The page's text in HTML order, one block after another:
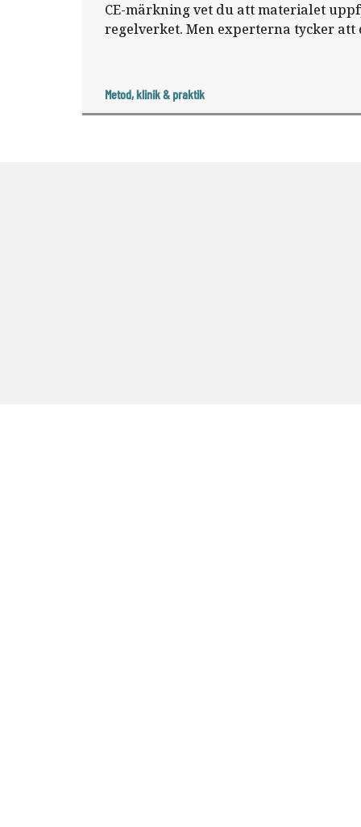
CE‑märkning vet du att materialet
regelverket. Men experterna tycker att
Metod, klinik & praktik